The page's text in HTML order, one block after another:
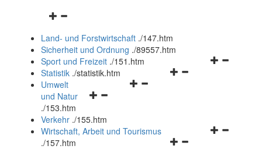
Navigationsmenü
und
schließen
Land- und Forstwirtschaft ./147.htm
Sicherheit und Ordnung ./89557.htm
Navigationsmenü
Sport und Freizeit ./151.htm
Navigationsmenü
Statistik ./statistik.htm
Navigationsmenü
und
schließen
Umwelt
und Natur
./153.htm
Verkehr ./155.htm
Navigationsmenü
Wirtschaft, Arbeit und Tourismus
./157.htm